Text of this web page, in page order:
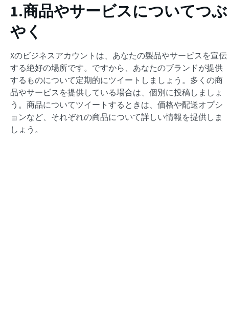
1.商品やサービスについてつぶ
やく
Xのビジネスアカウントは、あなたの製品やサービスを宣伝
する絶好の場所です。ですから、あなたのブランドが提供
するものについて定期的にツイートしましょう。多くの商
品やサービスを提供している場合は、個別に投稿しましょ
う。商品についてツイートするときは、価格や配送オプシ
ョンなど、それぞれの商品について詳しい情報を提供しま
しょう。